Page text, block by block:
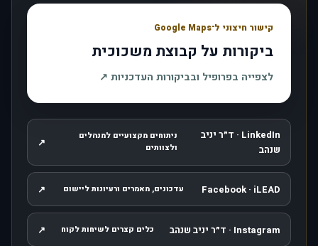
קישור חיצוני ל־Google Maps
ביקורות על קבוצת משכוכית
לצפייה בפרופיל ובביקורות העדכניות ↗
LinkedIn · ד״ר יניב
שנהב
ניתוחים מקצועיים למנהלים
ולצוותים
↗ , נפתח בחלון חדש
Facebook · iLEAD עדכונים, מאמרים ורעיונות ליישום ↗ , נפתח בחלון חדש
Instagram · ד״ר יניב שנהב כלים קצרים לשיחות לקוח ↗ , נפתח בחלון חדש